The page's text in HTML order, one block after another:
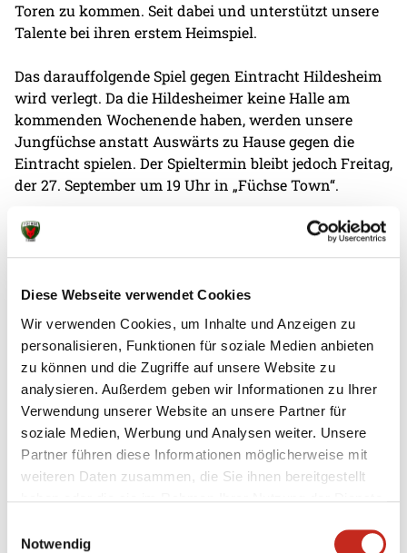
Diese Webseite verwendet Cookies
Wir verwenden Cookies, um Inhalte und Anzeigen zu
personalisieren, Funktionen für soziale Medien anbieten
zu können und die Zugriffe auf unsere Website zu
analysieren. Außerdem geben wir Informationen zu Ihrer
Verwendung unserer Website an unsere Partner für
soziale Medien, Werbung und Analysen weiter. Unsere
Partner führen diese Informationen möglicherweise mit
weiteren Daten zusammen, die Sie ihnen bereitgestellt
Notwendig
Toren zu kommen. Seit dabei und unterstützt unsere
Talente bei ihren erstem Heimspiel.
Das darauffolgende Spiel gegen Eintracht Hildesheim
wird verlegt. Da die Hildesheimer keine Halle am
kommenden Wochenende haben, werden unsere
Jungfüchse anstatt Auswärts zu Hause gegen die
Eintracht spielen. Der Spieltermin bleibt jedoch Freitag,
der 27. September um 19 Uhr in „Füchse Town“.
Weitere News
07.08.2026 | Information | pst
Testspiel mit Champions-League-